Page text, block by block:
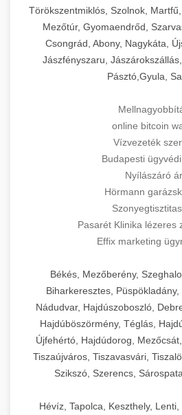
Törökszentmiklós, Szolnok,
Mezőtúr, Gyomaendrőd,
Csongrád, Abony, Nagykáta,
Jászfényszaru,
Pásztó,Gyula,
online bitcoin
Vízvezeték
Budapesti
Nyílászáró ár
Hörmann
Pasarét Klinika lézeres
Effix marketing
Békés, Mezőberény,
Biharkeresztes, Püspökladány,
Nádudvar, Hajdúszoboszló,
Hajdúböszörmény, Téglás,
Újfehértó, Hajdúdorog,
Tiszaújváros, Tiszavasvári,
Szikszó, Szerencs,
Hévíz, Tapolca, Keszthely,